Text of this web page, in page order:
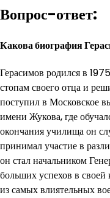
Вопрос-ответ:
Какова биография
Герасимов родился в
стопам своего отца и
поступил в Московское
имени Жукова, где
окончания училища он
принимал участие в
он стал начальником
больших успехов в
из самых влиятельных